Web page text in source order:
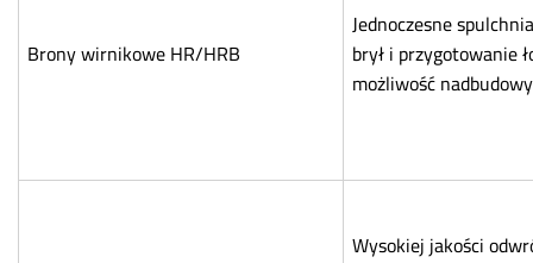
Brony wirnikowe HR/HRB
Jednoczesne
brył i przygotowanie
możliwość
Wysokiej jakości